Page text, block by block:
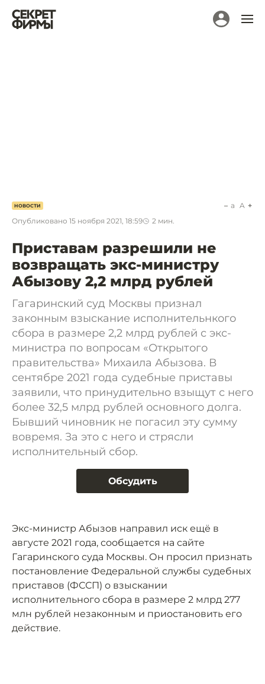
НОВОСТИ
Опубликовано 15 ноября 2021, 18:59 2 мин.
a A
Приставам разрешили не
возвращать экс-министру
Абызову 2,2 млрд рублей
Гагаринский суд Москвы признал
законным взыскание исполнительнкого
сбора в размере 2,2 млрд рублей с экс-
министра по вопросам «Открытого
правительства» Михаила Абызова. В
сентябре 2021 года судебные приставы
заявили, что принудительно взыщут с него
более 32,5 млрд рублей основного долга.
Бывший чиновник не погасил эту сумму
вовремя. За это с него и стрясли
исполнительный сбор.
Обсудить
Экс-министр Абызов направил иск ещё в
августе 2021 года, сообщается на сайте
Гагаринского суда Москвы. Он просил признать
постановление Федеральной службы судебных
приставов (ФССП) о взыскании
исполнительного сбора в размере 2 млрд 277
млн рублей незаконным и приостановить его
действие.